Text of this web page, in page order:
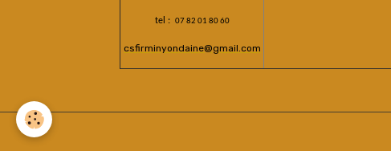
tel : 07 82 01 80 60
csfirminyondaine@gmail.com